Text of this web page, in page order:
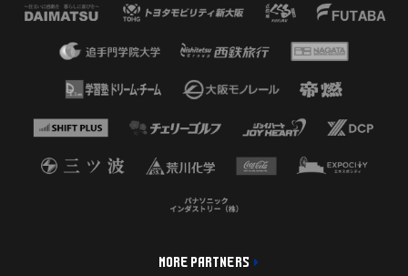
MORE PARTNERS